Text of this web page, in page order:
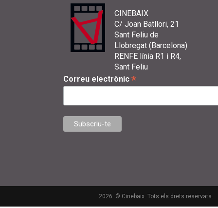
CINEBAIX
C/ Joan Batllori, 21
Sant Feliu de
Llobregat (Barcelona)
RENFE línia R1 i R4,
Sant Feliu
Correu electrònic *
2026. © Cinebaix. Tots els drets reservats.